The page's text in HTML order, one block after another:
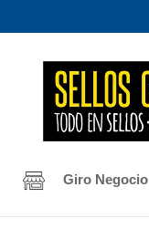
Giro Negocio